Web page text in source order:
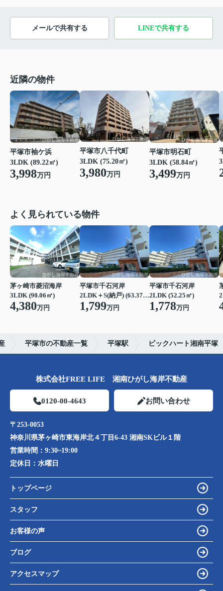
メールで共有する LINEで共有する
近隣の物件
平塚市袖ケ浜
3LDK (89.22㎡)
3,998万円
平塚市八千代町
3LDK (75.20㎡)
3,980万円
平塚市明石町
3LDK (58.84㎡)
3,499万円
よく見られている物件
茅ヶ崎市菱沼海岸
3LDK (90.06㎡)
4,380万円
平塚市千石河岸
2LDK＋S(納戸) (63.37㎡)
1,799万円
平塚市千石河岸
2LDK (52.25㎡)
1,778万円
平塚市の不動産一覧 平塚駅 ビックハート湘南平塚
株式会社FREE LIFE 湘南ひがし海岸不動産
0120-00-4643 お問い合わせ
〒253-0053
神奈川県茅ヶ崎市東海岸北４丁目6-43 湘南SKビル１階
営業時間： 9:30~19:00
定休日： 水曜日
トップページ
スタッフ
お客様の声
ブログ
アクセスマップ